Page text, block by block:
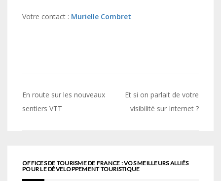
Votre contact : Murielle Combret
Navigation
de
En route sur les nouveaux
sentiers VTT
Et si on parlait de votre
visibilité sur Internet ?
OFFICES DE TOURISME DE FRANCE : VOS MEILLEURS ALLIÉS
POUR LE DÉVELOPPEMENT TOURISTIQUE